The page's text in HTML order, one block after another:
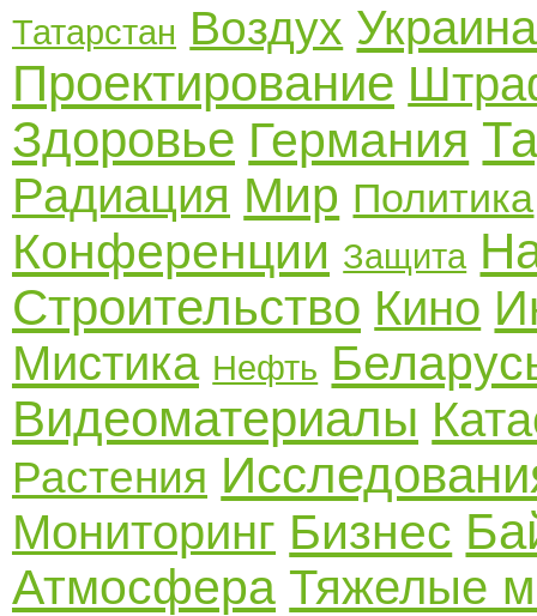
Татарстан Воздух Украина
Проектирование
Здоровье Германия
Радиация Мир Политика
Конференции Защита
Строительство Кино
Мистика Нефть
Видеоматериалы
Растения
Мониторинг Бизнес
Атмосфера Тяжелые